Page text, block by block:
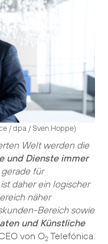
/ dpa / Sven Hoppe)
Welt werden die
und Dienste immer
für
daher ein logischer
näher
Bereich sowie
und Künstliche
von O2 Telefónica.